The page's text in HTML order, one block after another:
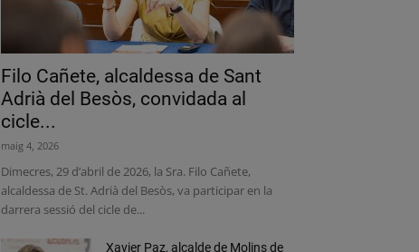
Filo Cañete, alcaldessa de Sant
Adrià del Besòs, convidada al
cicle...
maig 4, 2026
Dimecres, 29 d’abril de 2026, la Sra. Filo Cañete,
alcaldessa de St. Adrià del Besòs, va participar en la
darrera sessió del cicle de...
Xavier Paz, alcalde de Molins de